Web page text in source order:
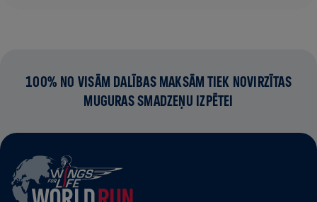
100% NO VISĀM DALĪBAS MAKSĀM TIEK NOVIRZĪTAS
MUGURAS SMADZEŅU IZPĒTEI